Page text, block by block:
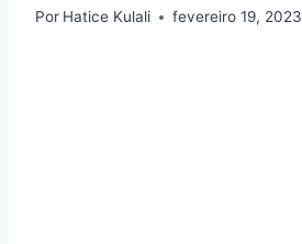
Por Hatice Kulali fevereiro 19, 2023